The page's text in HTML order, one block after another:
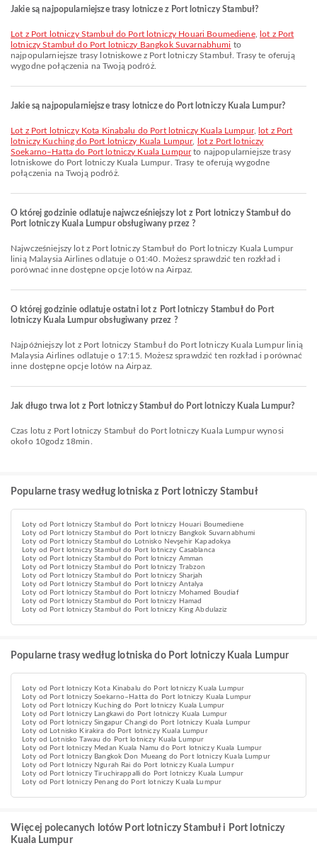
Jakie są najpopularniejsze trasy lotnicze z Port lotniczy Stambuł?
lot z Port lotniczy Stambuł do Port lotniczy Houari Boumediene,
lot z Port
lotniczy Stambuł do Port lotniczy Bangkok Suvarnabhumi to
najpopularniejsze trasy lotniskowe z Port lotniczy Stambuł. Trasy te oferują
wygodne połączenia na Twoją podróż.
Jakie są najpopularniejsze trasy lotnicze do Port lotniczy Kuala Lumpur?
lot z Port lotniczy Kota Kinabalu do Port lotniczy Kuala Lumpur,
lot z Port
lotniczy Kuching do Port lotniczy Kuala Lumpur,
lot z Port lotniczy
Soekarno–Hatta do Port lotniczy Kuala Lumpurto najpopularniejsze trasy
lotniskowe do Port lotniczy Kuala Lumpur. Trasy te oferują wygodne
połączenia na Twoją podróż.
O której godzinie odlatuje najwcześniejszy lot z Port lotniczy Stambuł do
Port lotniczy Kuala Lumpur obsługiwany przez ?
Najwcześniejszy lot z Port lotniczy Stambuł do Port lotniczy Kuala Lumpur
linią Malaysia Airlines odlatuje o 01:40. Możesz sprawdzić ten rozkład i
porównać inne dostępne opcje lotów na Airpaz.
O której godzinie odlatuje ostatni lot z Port lotniczy Stambuł do Port
lotniczy Kuala Lumpur obsługiwany przez ?
Najpóźniejszy lot z Port lotniczy Stambuł do Port lotniczy Kuala Lumpur linią
Malaysia Airlines odlatuje o 17:15. Możesz sprawdzić ten rozkład i porównać
inne dostępne opcje lotów na Airpaz.
Jak długo trwa lot z Port lotniczy Stambuł do Port lotniczy Kuala Lumpur?
Czas lotu z Port lotniczy Stambuł do Port lotniczy Kuala Lumpur wynosi
około 10godz 18min.
Popularne trasy według lotniska z Port lotniczy Stambuł
Loty od Port lotniczy Stambuł do Port lotniczy Houari Boumediene
Loty od Port lotniczy Stambuł do Port lotniczy Bangkok Suvarnabhumi
Loty od Port lotniczy Stambuł do Lotnisko Nevşehir Kapadokya
Loty od Port lotniczy Stambuł do Port lotniczy Casablanca
Loty od Port lotniczy Stambuł do Port lotniczy Amman
Loty od Port lotniczy Stambuł do Port lotniczy Trabzon
Loty od Port lotniczy Stambuł do Port lotniczy Sharjah
Loty od Port lotniczy Stambuł do Port lotniczy Antalya
Loty od Port lotniczy Stambuł do Port lotniczy Mohamed Boudiaf
Loty od Port lotniczy Stambuł do Port lotniczy Hamad
Loty od Port lotniczy Stambuł do Port lotniczy King Abdulaziz
Popularne trasy według lotniska do Port lotniczy Kuala Lumpur
Loty od Port lotniczy Kota Kinabalu do Port lotniczy Kuala Lumpur
Loty od Port lotniczy Soekarno–Hatta do Port lotniczy Kuala Lumpur
Loty od Port lotniczy Kuching do Port lotniczy Kuala Lumpur
Loty od Port lotniczy Langkawi do Port lotniczy Kuala Lumpur
Loty od Port lotniczy Singapur Changi do Port lotniczy Kuala Lumpur
Loty od Lotnisko Kirakira do Port lotniczy Kuala Lumpur
Loty od Lotnisko Tawau do Port lotniczy Kuala Lumpur
Loty od Port lotniczy Medan Kuala Namu do Port lotniczy Kuala Lumpur
Loty od Port lotniczy Bangkok Don Mueang do Port lotniczy Kuala Lumpur
Loty od Port lotniczy Ngurah Rai do Port lotniczy Kuala Lumpur
Loty od Port lotniczy Tiruchirappalli do Port lotniczy Kuala Lumpur
Loty od Port lotniczy Penang do Port lotniczy Kuala Lumpur
Więcej polecanych lotów Port lotniczy Stambuł i Port lotniczy
Kuala Lumpur